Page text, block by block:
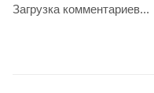
Загрузка комментариев...